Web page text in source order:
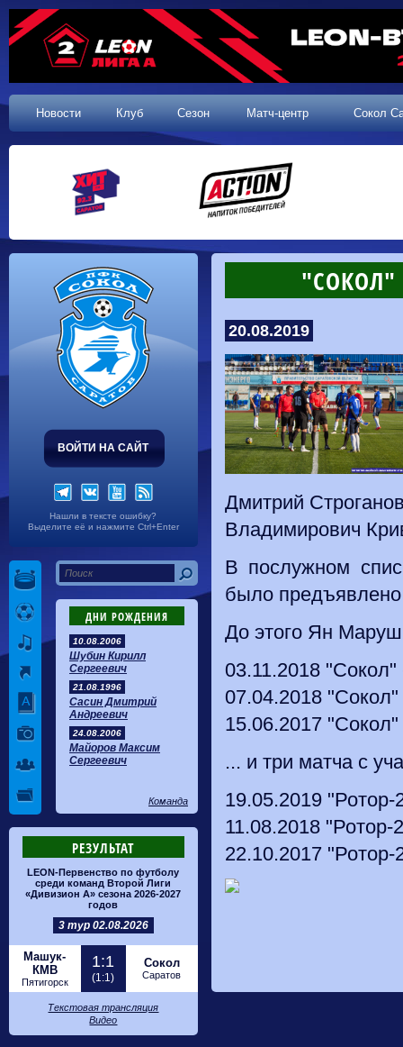
Новости Клуб Сезон Матч-центр Сокол
ВОЙТИ НА САЙТ
Нашли в тексте ошибку?
Выделите её и нажмите Ctrl+Enter
ДНИ РОЖДЕНИЯ
10.08.2006
Шубин Кирилл
Сергеевич
21.08.1996
Сасин Дмитрий
Андреевич
24.08.2006
Майоров Максим
Сергеевич
Команда
РЕЗУЛЬТАТ
LEON-Первенство по футболу
среди команд Второй Лиги
«Дивизион А» сезона 2026-2027
годов
3 тур 02.08.2026
Машук-
КМВ
Пятигорск
1:1
(1:1)
Сокол
Саратов
Текстовая трансляция
Видео
"СОКОЛ"
20.08.2019
Дмитрий
Владимирович
В послужном
было предъявлено
До этого Ян
03.11.2018
07.04.2018
15.06.2017
... и три матча с
19.05.2019 "Ротор-
11.08.2018 "Ротор-
22.10.2017